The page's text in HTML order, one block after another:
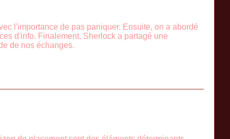
l'importance de pas paniquer. Ensuite, on a abordé
d'info. Finalement, Sherlock a partagé une
de nos échanges.